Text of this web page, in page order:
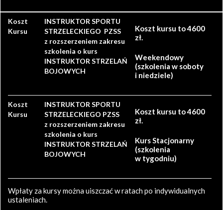
Koszt
Kursu
INSTRUKTOR SPORTU
STRZELECKIEGO PZSS
z rozszerzeniem zakresu
szkolenia o kurs
INSTRUKTOR STRZELAŃ
BOJOWYCH
Koszt kursu to 4600
zł.
Weekendowy
(szkolenia w soboty
i niedziele)
Koszt
Kursu
INSTRUKTOR SPORTU
STRZELECKIEGO PZSS
z rozszerzeniem zakresu
szkolenia o kurs
INSTRUKTOR STRZELAŃ
BOJOWYCH
Koszt kursu to 4600
zł.
Kurs Stacjonarny
(szkolenia
w tygodniu)
Wpłaty za kursy można uiszczać w ratach po indywidualnych
ustaleniach.